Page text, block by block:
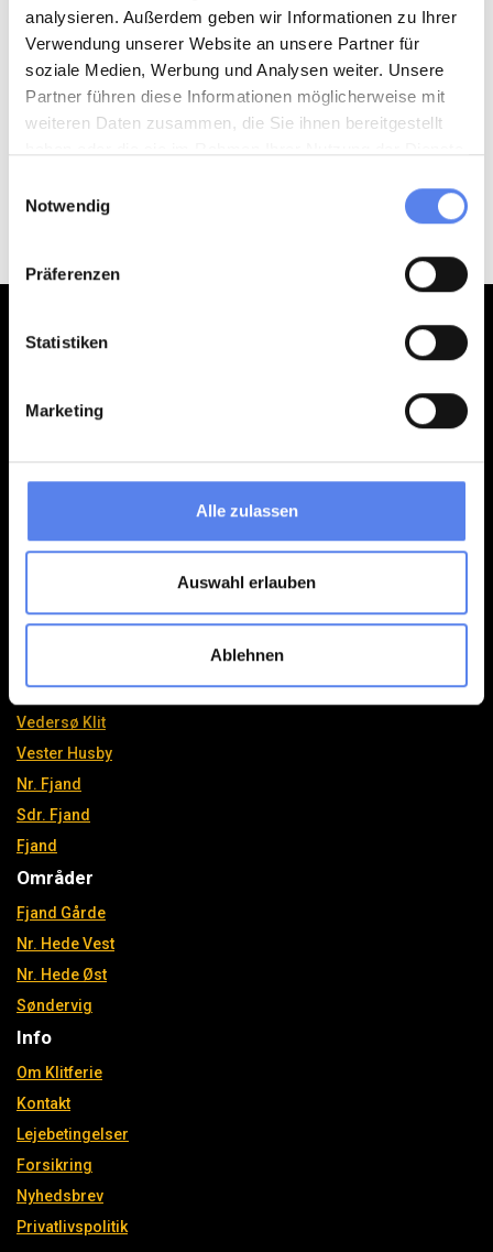
analysieren. Außerdem geben wir Informationen zu Ihrer
Verwendung unserer Website an unsere Partner für
soziale Medien, Werbung und Analysen weiter. Unsere
Partner führen diese Informationen möglicherweise mit
weiteren Daten zusammen, die Sie ihnen bereitgestellt
Notwendig
Präferenzen
Statistiken
Marketing
Alle zulassen
Auswahl erlauben
Ablehnen
Toilet
Det er bedre at skylle oftere undervejs
Spabad
Er vandstanden høj nok?
DK-6990 Ulfborg
+45 97 49 51 95
Se vores Instagram
Områder
Vedersø Klit
Vester Husby
Nr. Fjand
Sdr. Fjand
Fjand
Områder
Fjand Gårde
Nr. Hede Vest
Nr. Hede Øst
Søndervig
Info
Om Klitferie
Kontakt
Lejebetingelser
Forsikring
Nyhedsbrev
Privatlivspolitik